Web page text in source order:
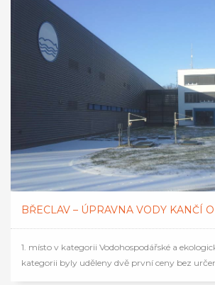
BŘECLAV – ÚPRAVNA VODY KANČÍ
1. místo v kategorii Vodohospodářské a
kategorii byly uděleny dvě první ceny bez